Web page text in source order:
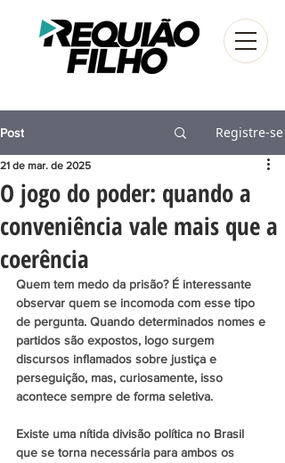
Post Registre-se
O jogo do poder: quando a
conveniência vale mais que a
coerência
21 de mar. de 2025
Quem tem medo da prisão? É interessante
observar quem se incomoda com esse tipo
de pergunta. Quando determinados nomes e
partidos são expostos, logo surgem
discursos inflamados sobre justiça e
perseguição, mas, curiosamente, isso
acontece sempre de forma seletiva.
Existe uma nítida divisão política no Brasil
que se torna necessária para ambos os